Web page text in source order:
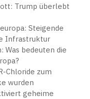
Trump überlebt
Steigende
Infrastruktur
Was bedeuten die
Chloride zum
wurden
geheime